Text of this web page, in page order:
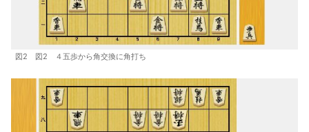
図2 図2 ４五歩から角交換に角打ち